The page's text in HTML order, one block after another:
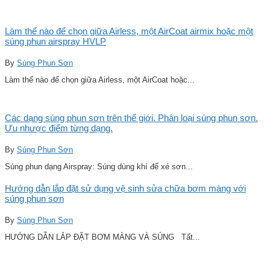
Làm thế nào để chọn giữa Airless, một AirCoat airmix hoặc một
súng phun airspray HVLP
By Súng Phun Sơn
Làm thế nào để chọn giữa Airless, một AirCoat hoặc...
Các dạng súng phun sơn trên thế giới. Phân loại súng phun sơn.
Ưu nhược điểm từng dạng.
By Súng Phun Sơn
Súng phun dạng Airspray: Súng dùng khí để xé sơn...
Hướng dẫn lắp đặt sử dụng vệ sinh sửa chữa bơm màng với
súng phun sơn
By Súng Phun Sơn
HƯỚNG DẪN LẮP ĐẶT BƠM MÀNG VÀ SÚNG Tất...